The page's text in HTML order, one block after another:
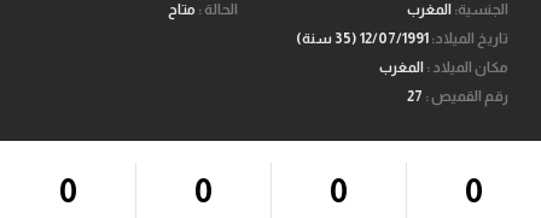
مسابقة التوقعات
فيديوهات
آراء حرة
الجنسية: المغرب
تاريخ الميلاد:
مكان الميلاد : المغرب
رقم القميص :
الحالة : متاح
0
0
0
0